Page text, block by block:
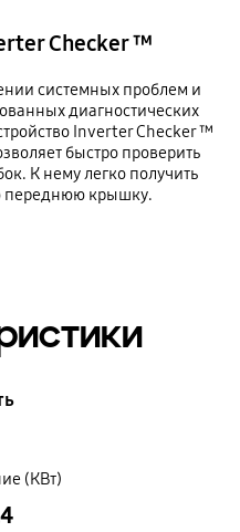
Checker ™
системных проблем и
диагностических
Inverter Checker ™
быстро проверить
К нему легко получить
переднюю крышку.
(КВт)